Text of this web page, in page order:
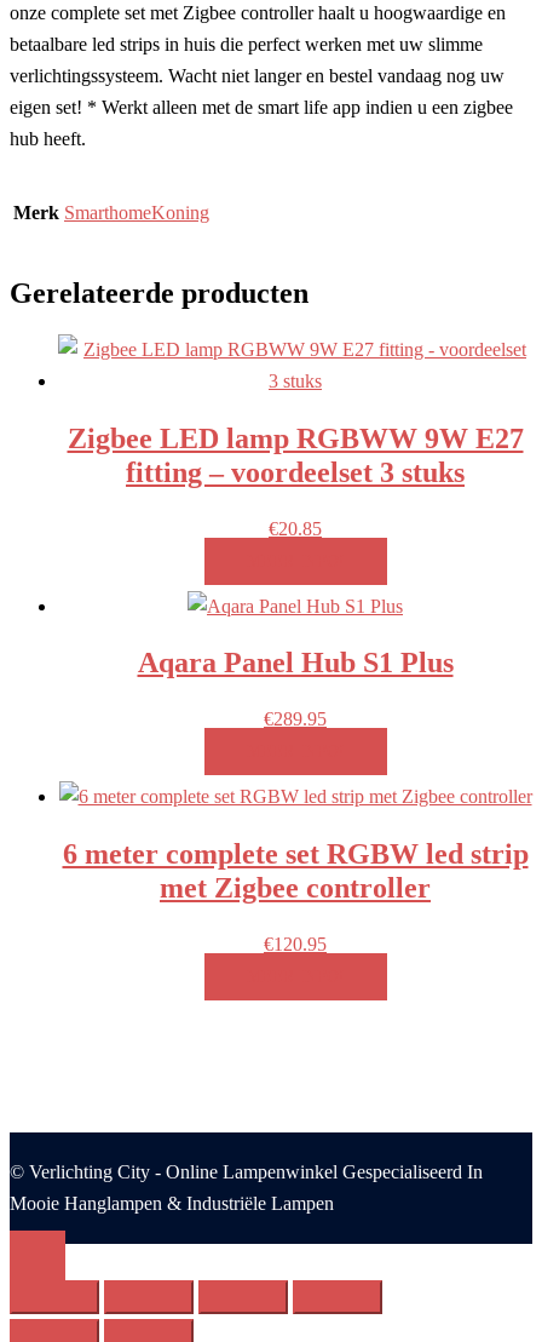
onze complete set met Zigbee controller haalt u hoogwaardige en
betaalbare led strips in huis die perfect werken met uw slimme
verlichtingssysteem. Wacht niet langer en bestel vandaag nog uw
eigen set! * Werkt alleen met de smart life app indien u een zigbee
hub heeft.
Merk SmarthomeKoning
Gerelateerde producten
Zigbee LED lamp RGBWW 9W E27
fitting – voordeelset 3 stuks
€20.85
Aqara Panel Hub S1 Plus
€289.95
6 meter complete set RGBW led strip
met Zigbee controller
€120.95
© Verlichting City - Online Lampenwinkel Gespecialiseerd In
Mooie Hanglampen & Industriële Lampen